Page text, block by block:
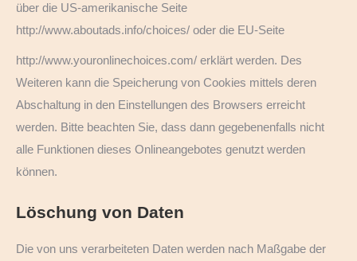
über die US-amerikanische Seite
http://www.aboutads.info/choices/ oder die EU-Seite
http://www.youronlinechoices.com/ erklärt werden. Des
Weiteren kann die Speicherung von Cookies mittels deren
Abschaltung in den Einstellungen des Browsers erreicht
werden. Bitte beachten Sie, dass dann gegebenenfalls nicht
alle Funktionen dieses Onlineangebotes genutzt werden
können.
Löschung von Daten
Die von uns verarbeiteten Daten werden nach Maßgabe der